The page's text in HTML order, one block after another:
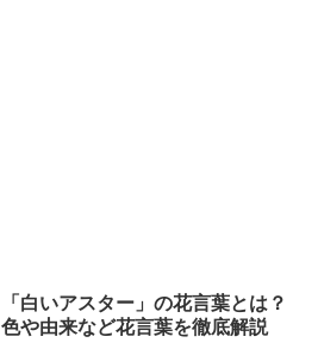
「白いアスター」の花言葉とは？
色や由来など花言葉を徹底解説